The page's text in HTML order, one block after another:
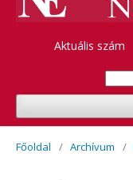
Aktuális szám
Főoldal / Archívum /